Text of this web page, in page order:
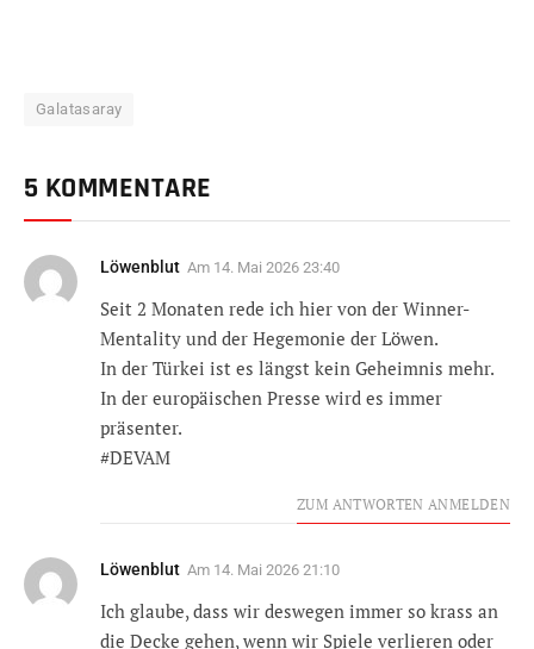
Galatasaray
5 KOMMENTARE
Löwenblut Am 14. Mai 2026 23:40
Seit 2 Monaten rede ich hier von der Winner-
Mentality und der Hegemonie der Löwen.
In der Türkei ist es längst kein Geheimnis mehr.
In der europäischen Presse wird es immer
präsenter.
#DEVAM
ZUM ANTWORTEN ANMELDEN
Löwenblut Am 14. Mai 2026 21:10
Ich glaube, dass wir deswegen immer so krass an
die Decke gehen, wenn wir Spiele verlieren oder